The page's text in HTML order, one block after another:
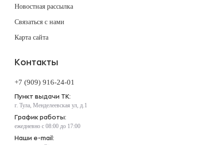
Новостная рассылка
Связаться с нами
Карта сайта
Контакты
+7 (909) 916-24-01
Пункт выдачи ТК:
г. Тула, Менделеевская ул, д.1
График работы:
ежедневно с 08:00 до 17:00
Наши e-mail: